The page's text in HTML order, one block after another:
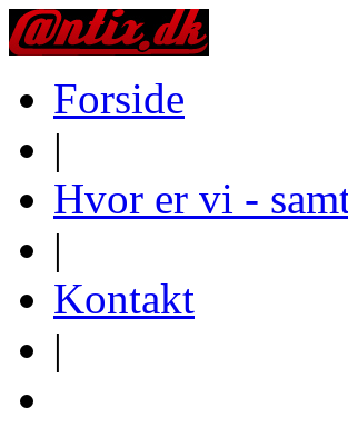
Forside
|
Hvor er vi -
|
Kontakt
|